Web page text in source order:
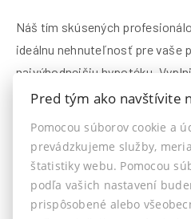
Náš tím skúsených
ideálnu nehnuteľnosť pre vaše
najvýhodnejšiu hypotéku.
dokumenty. Zrealizovať
Chcete
Pred tým ako navštívite
Pomocou súborov cookie a
prevádzkujeme služby,
štatistiky webu. Pomocou
podľa vašich nastavení
prispôsobené alebo